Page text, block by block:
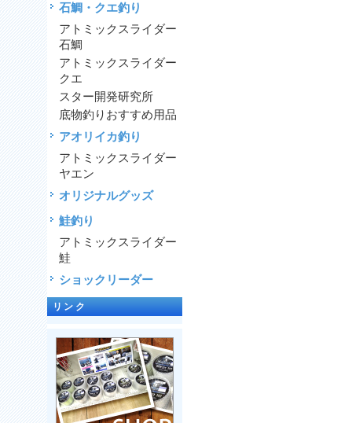
石鯛・クエ釣り
アトミックスライダー
石鯛
アトミックスライダー
クエ
スター開発研究所
底物釣りおすすめ用品
アオリイカ釣り
アトミックスライダー
ヤエン
オリジナルグッズ
鮭釣り
アトミックスライダー
鮭
ショックリーダー
リンク